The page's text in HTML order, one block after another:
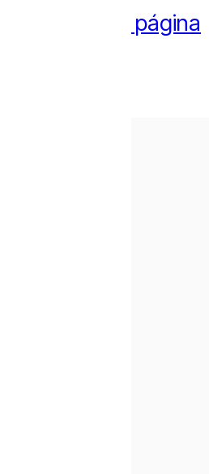
Saltar al pie de página